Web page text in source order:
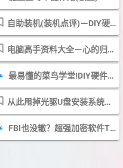
自助装机(装机点评)－DIY硬件－太平洋电脑网DIY硬件频道
电脑高手资料大全－心的归回的口袋－经验口袋
最易懂的菜鸟学堂!DIY硬件常用术语大百科
从此甩掉光驱U盘安装系统最详攻略(2)_笔记本_科技时代_新浪网
FBI也没辙？超强加密软件TrueCrypt全教程_其他工具_太平洋电脑网PConline